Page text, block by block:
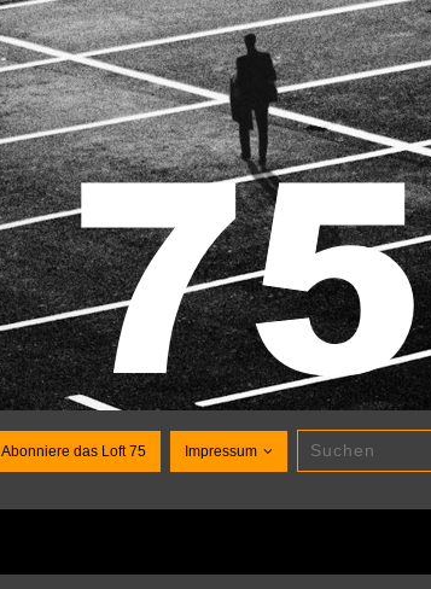
Abonniere das Loft 75 Impressum